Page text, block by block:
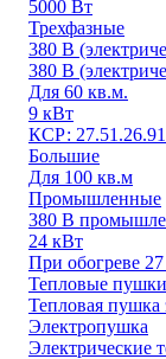
5000 Вт
Трехфазные
380 В
380 В
Для 60 кв.м.
9 кВт
КСР:
Большие
Для 100 кв.м
Промышленные
380 В
24 кВт
При обогреве
Тепловые пушки
Тепловая пушка
Электропушка
Электрические